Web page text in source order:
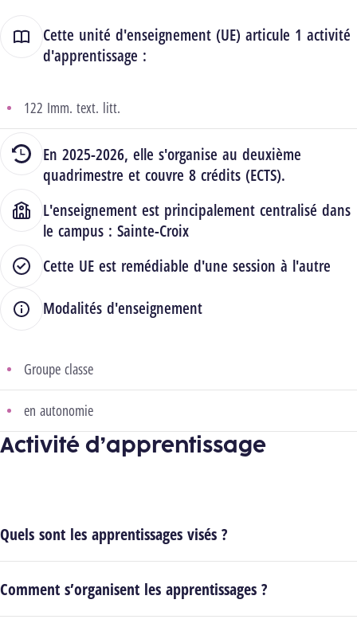
Cette unité d'enseignement (UE) articule 1 activité
d'apprentissage :
122 Imm. text. litt.
En 2025-2026, elle s'organise au deuxième
quadrimestre et couvre 8 crédits (ECTS).
L'enseignement est principalement centralisé dans
le campus : Sainte-Croix
Cette UE est remédiable d'une session à l'autre
Modalités d'enseignement
Groupe classe
en autonomie
Activité d’apprentissage
Quels sont les apprentissages visés ?
Comment s’organisent les apprentissages ?